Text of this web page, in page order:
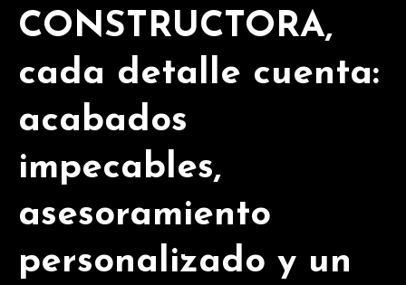
CONSTRUCTORA,
cada detalle cuenta:
acabados
impecables,
asesoramiento
personalizado y un